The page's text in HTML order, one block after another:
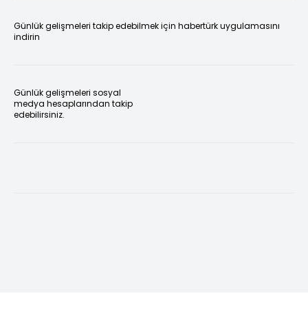
Günlük gelişmeleri takip edebilmek için habertürk uygulamasını
indirin
Günlük gelişmeleri sosyal
medya hesaplarından takip
edebilirsiniz.